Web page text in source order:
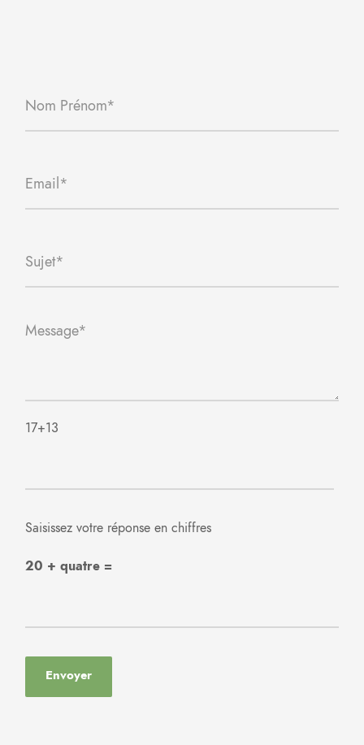
17+13
Saisissez votre réponse en chiffres
20 + quatre =